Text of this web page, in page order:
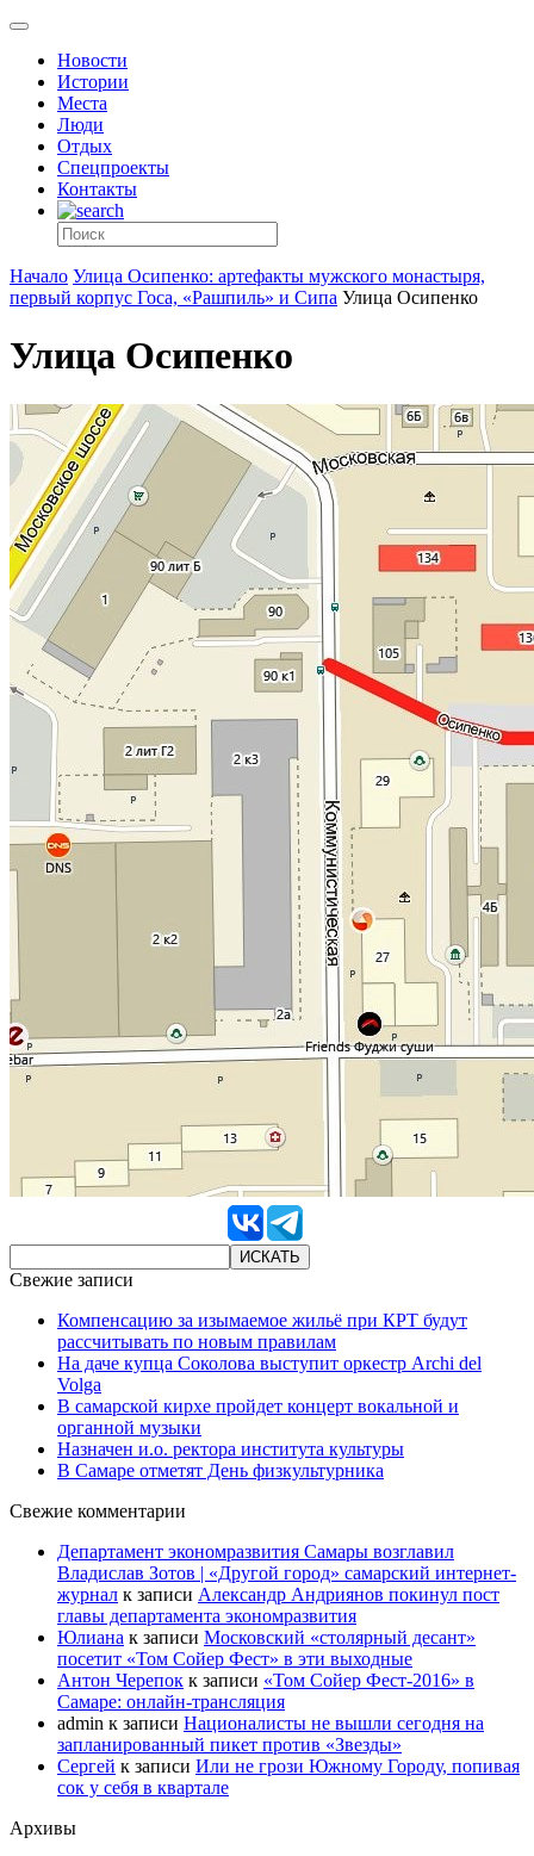
Новости
Истории
Места
Люди
Отдых
Спецпроекты
Контакты
Начало Улица Осипенко: артефакты мужского монастыря,
первый корпус Госа, «Рашпиль» и Сипа Улица Осипенко
Улица Осипенко
Свежие записи
Компенсацию за изымаемое жильё при КРТ будут
рассчитывать по новым правилам
На даче купца Соколова выступит оркестр Archi del
Volga
В самарской кирхе пройдет концерт вокальной и
органной музыки
Назначен и.о. ректора института культуры
В Самаре отметят День физкультурника
Свежие комментарии
Департамент экономразвития Самары возглавил
Владислав Зотов | «Другой город» самарский интернет-
журнал к записи Александр Андриянов покинул пост
главы департамента экономразвития
Юлиана к записи Московский «столярный десант»
посетит «Том Сойер Фест» в эти выходные
Антон Черепок к записи «Том Сойер Фест-2016» в
Самаре: онлайн-трансляция
admin к записи Националисты не вышли сегодня на
запланированный пикет против «Звезды»
Сергей к записи Или не грози Южному Городу, попивая
сок у себя в квартале
Архивы